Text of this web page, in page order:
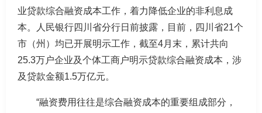
业贷款综合融资成本工作，着力降低企业的非利息成
本。人民银行四川省分行日前披露，目前，四川省21个
市（州）均已开展明示工作，截至4月末，累计共向
25.3万户企业及个体工商户明示贷款综合融资成本，涉
及贷款金额1.5万亿元。
“融资费用往往是综合融资成本的重要组成部分，